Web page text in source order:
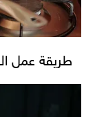
طريقة عمل